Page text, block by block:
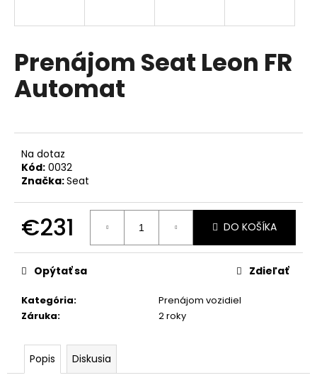
Prenájom Seat Leon FR
Automat
Na dotaz
Kód: 0032
Značka:Seat
€231
cena:
DO KOŠÍKA
Kategória:
Prenájom vozidiel
Záruka: 2 roky
Opýtať sa Zdieľať
Popis Diskusia
s
ť
?
O
p
o
ú
č
m